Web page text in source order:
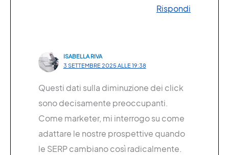
Rispondi
ISABELLA RIVA
3 SETTEMBRE 2025 ALLE 19:38
Questi dati sulla diminuzione dei click
sono decisamente preoccupanti.
Come marketer, mi interrogo su come
adattare le nostre prospettive quando
le SERP cambiano così radicalmente.